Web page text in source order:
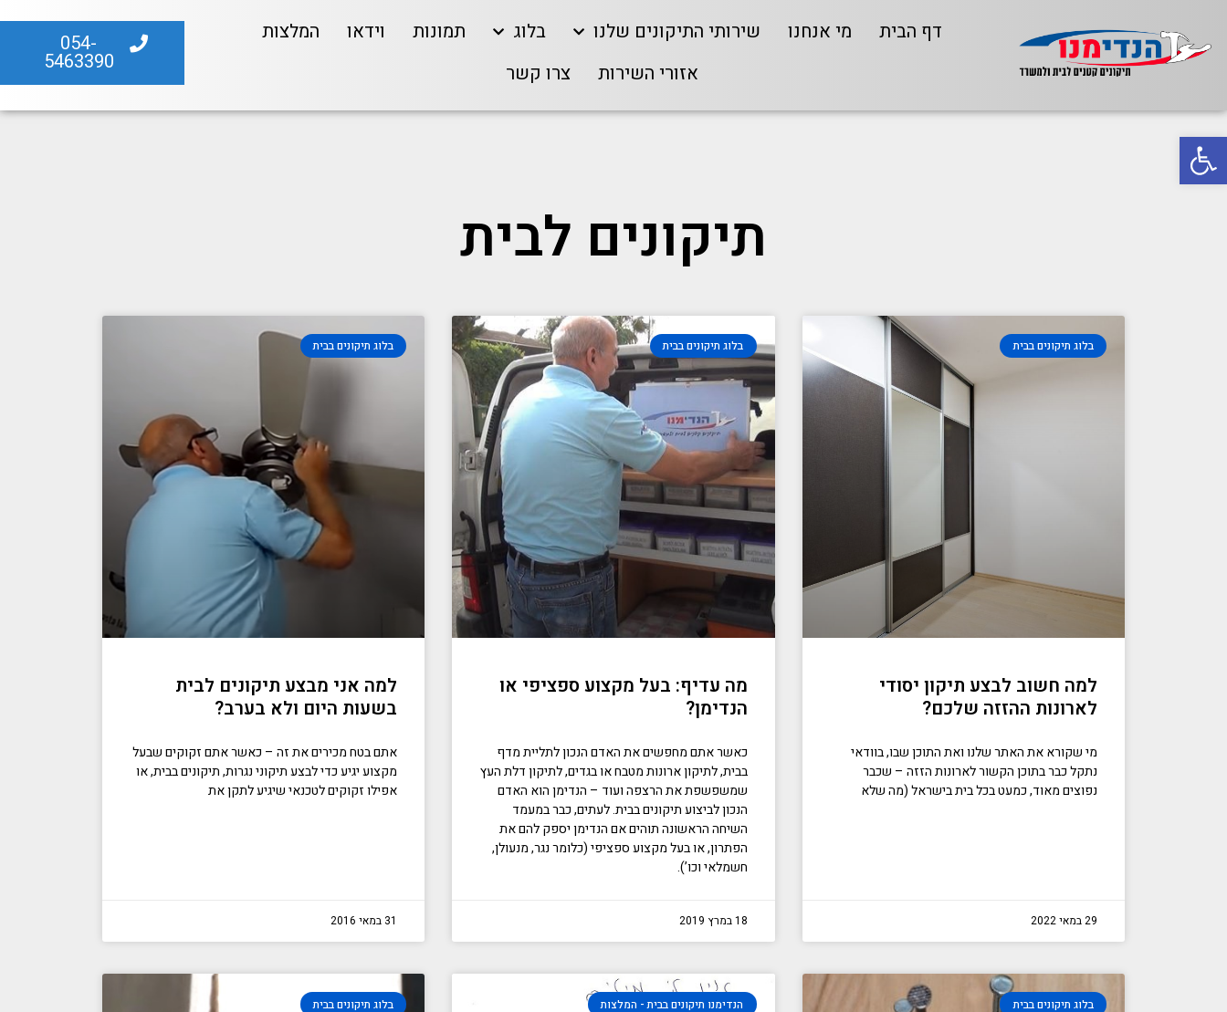
פתח סרגל נגישות
דף הבית מי אנחנו שירותי התיקונים שלנו בלוג תמונות וידאו
המלצות
אזורי השירות
צרו קשר
054-
5463390
תיקונים לבית
בלוג תיקונים בבית
למה חשוב לבצע תיקון יסודי
לארונות ההזזה שלכם?
מי שקורא את האתר שלנו ואת התוכן שבו, בוודאי
נתקל כבר בתוכן הקשור לארונות הזזה – שכבר
נפוצים מאוד, כמעט בכל בית בישראל (מה שלא
29 במאי 2022
בלוג תיקונים בבית
מה עדיף: בעל מקצוע ספציפי או
הנדימן?
כאשר אתם מחפשים את האדם הנכון לתליית מדף
בבית, לתיקון ארונות מטבח או בגדים, לתיקון דלת העץ
שמשפשפת את הרצפה ועוד – הנדימן הוא האדם
הנכון לביצוע תיקונים בבית. לעתים, כבר במעמד
השיחה הראשונה תוהים אם הנדימן יספק להם את
הפתרון, או בעל מקצוע ספציפי (כלומר נגר, מנעולן,
חשמלאי וכו’).
18 במרץ 2019
בלוג תיקונים בבית
למה אני מבצע תיקונים לבית
בשעות היום ולא בערב?
אתם בטח מכירים את זה – כאשר אתם זקוקים שבעל
מקצוע יגיע כדי לבצע תיקוני נגרות, תיקונים בבית, או
אפילו זקוקים לטכנאי שיגיע לתקן את
31 במאי 2016
בלוג תיקונים בבית הנדימנו תיקונים בבית - המלצות בלוג תיקונים בבית